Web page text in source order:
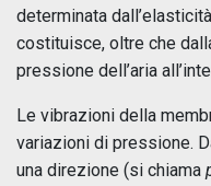
determinata
costituisce, oltre che
pressione dell’aria
Le vibrazioni della
variazioni di pressione.
una direzione (si chiama